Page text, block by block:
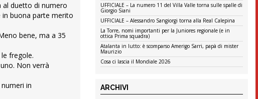
al duetto di numero
in buona parte merito
bene, ma a 35
fregole.
Non verrà
in
UFFICIALE – La numero 11 del Villa Valle torna sulle spalle di
Giorgio Siani
UFFICIALE – Alessandro Sangiorgi torna alla Real Calepina
La Torre, nomi importanti per la Juniores regionale (e in
ottica Prima squadra)
Atalanta in lutto: è scomparso Amerigo Sarri, papà di mister
Maurizio
Cosa ci lascia il Mondiale 2026
ARCHIVI